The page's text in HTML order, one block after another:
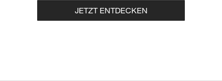
JETZT ENTDECKEN